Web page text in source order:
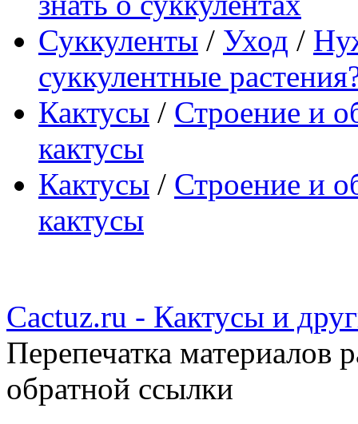
Суккуленты / Уход /
суккулентные
Кактусы / Строение и
кактусы
Кактусы / Строение и
кактусы
Cactuz.ru - Кактусы и
Перепечатка материалов
обратной ссылки